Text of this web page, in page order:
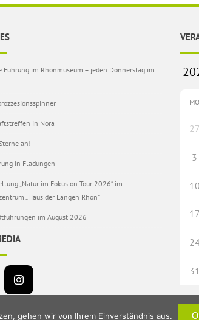
im Rhönmuseum – jeden Donnerstag im
in Nora
an!
in Fladungen
„Natur im Fokus on Tour 2026“ im
„Haus der Langen Rhön“
im August 2026
MO
27
3
10
17
31
gehen wir von Ihrem Einverständnis aus.